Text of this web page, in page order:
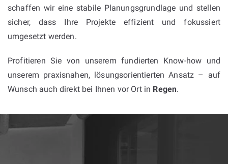
schaffen wir eine stabile Planungsgrundlage und stellen
sicher, dass Ihre Projekte effizient und fokussiert
umgesetzt werden.
Profitieren Sie von unserem fundierten Know-how und
unserem praxisnahen, lösungsorientierten Ansatz – auf
Wunsch auch direkt bei Ihnen vor Ort in Regen.